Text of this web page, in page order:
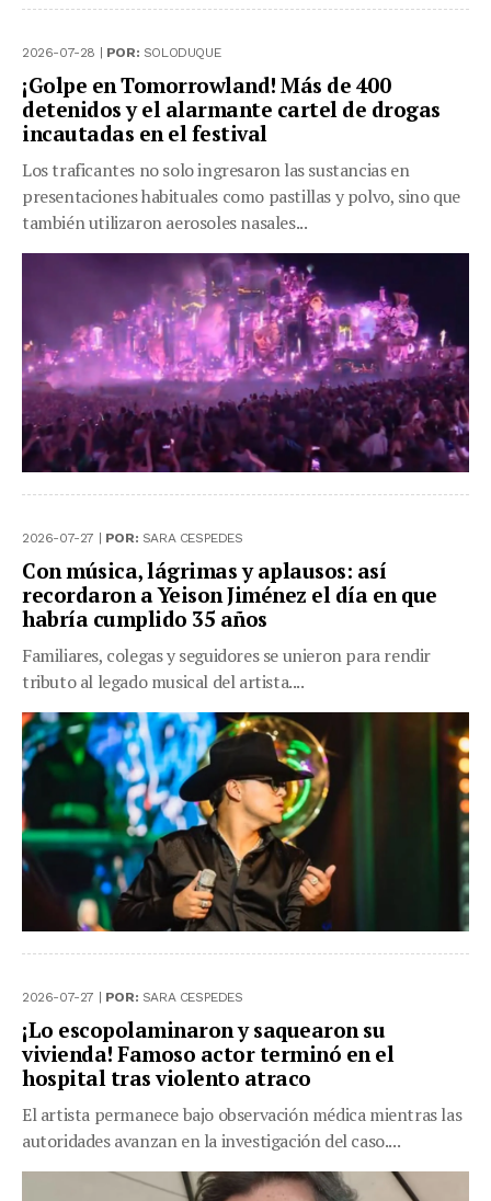
2026-07-28 | POR: SOLODUQUE
¡Golpe en Tomorrowland! Más de 400
detenidos y el alarmante cartel de drogas
incautadas en el festival
Los traficantes no solo ingresaron las sustancias en
presentaciones habituales como pastillas y polvo, sino que
también utilizaron aerosoles nasales...
2026-07-27 | POR: SARA CESPEDES
Con música, lágrimas y aplausos: así
recordaron a Yeison Jiménez el día en que
habría cumplido 35 años
Familiares, colegas y seguidores se unieron para rendir
tributo al legado musical del artista....
2026-07-27 | POR: SARA CESPEDES
¡Lo escopolaminaron y saquearon su
vivienda! Famoso actor terminó en el
hospital tras violento atraco
El artista permanece bajo observación médica mientras las
autoridades avanzan en la investigación del caso....